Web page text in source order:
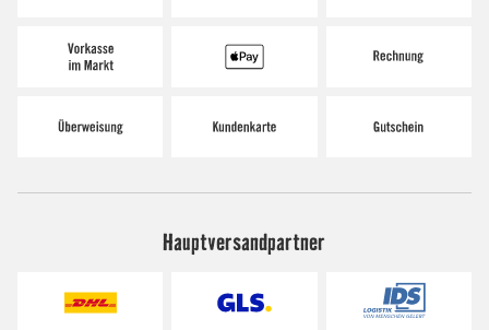
Hauptversandpartner